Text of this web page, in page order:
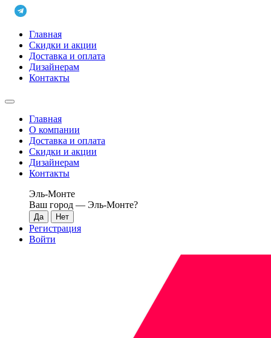
Главная
Скидки и акции
Доставка и оплата
Дизайнерам
Контакты
Главная
О компании
Доставка и оплата
Скидки и акции
Дизайнерам
Контакты
Эль-Монте
Ваш город — Эль-Монте?
Регистрация
Войти